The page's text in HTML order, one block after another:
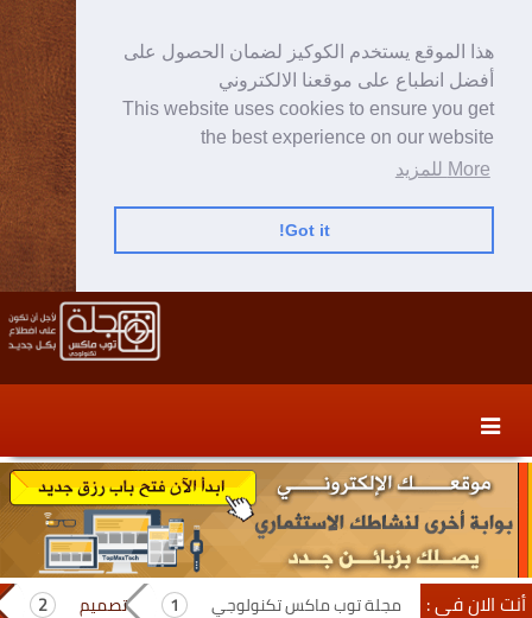
هذا الموقع يستخدم الكوكيز لضمان الحصول على
أفضل انطباع على موقعنا الالكتروني
This website uses cookies to ensure you get
the best experience on our website
More للمزيد
Got it!
content
secondary
content
أنت الان في : مجلة توب ماكس تكنولوجي
تصميم